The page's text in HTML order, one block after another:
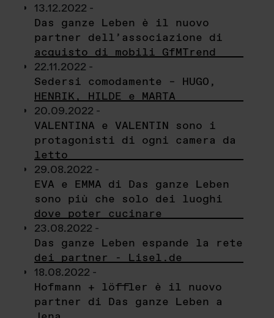
13.12.2022 -
Das ganze Leben è il nuovo
partner dell’associazione di
acquisto di mobili GfMTrend
22.11.2022 -
Sedersi comodamente – HUGO,
HENRIK, HILDE e MARTA
20.09.2022 -
VALENTINA e VALENTIN sono i
protagonisti di ogni camera da
letto
29.08.2022 -
EVA e EMMA di Das ganze Leben
sono più che solo dei luoghi
dove poter cucinare
23.08.2022 -
Das ganze Leben espande la rete
dei partner - Lisel.de
18.08.2022 -
Hofmann + löffler è il nuovo
partner di Das ganze Leben a